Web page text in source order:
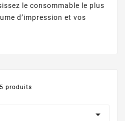
le consommable le plus
d’impression et vos
5 produits
